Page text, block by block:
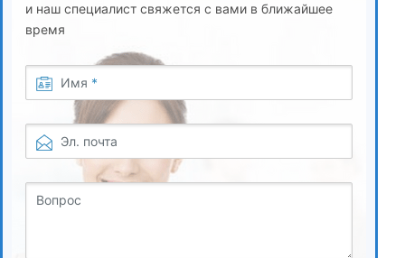
4.1
свойства и показатели качества
4.2
Условия эксплуатации, хранения и транспортирования
4.3
Требования к щебню, песку, бетонам, минеральным
и наш специалист свяжется с вами в ближайшее
время
Имя *
Эл. почта
Вопрос